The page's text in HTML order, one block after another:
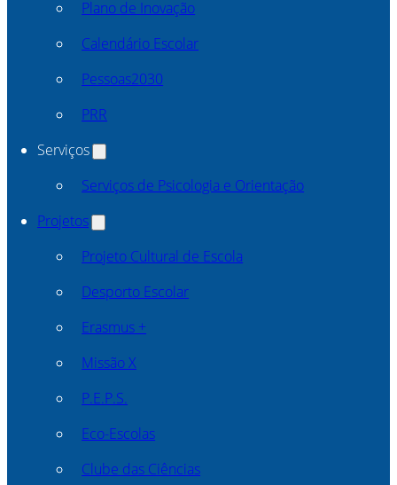
Plano de Inovação
Calendário Escolar
Pessoas2030
PRR
Serviços
Serviços de Psicologia e Orientação
Projetos
Projeto Cultural de Escola
Desporto Escolar
Erasmus +
Missão X
P.E.P.S.
Eco-Escolas
Clube das Ciências